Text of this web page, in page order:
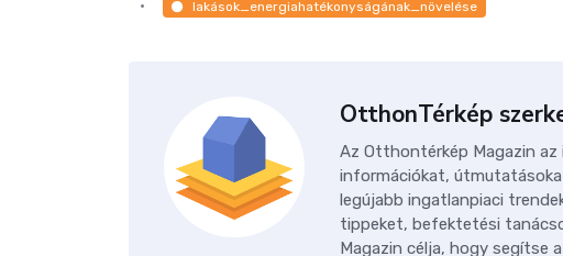
lakások_energiahatékonyságának_növelése
OtthonTérkép
Az Otthontérkép Magazin az
információkat,
legújabb ingatlanpiaci
tippeket, befektetési
Magazin célja, hogy segítse